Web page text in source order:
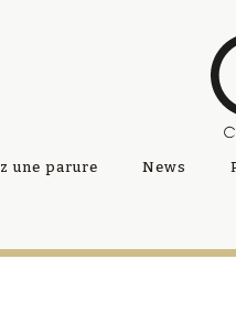
une parure News